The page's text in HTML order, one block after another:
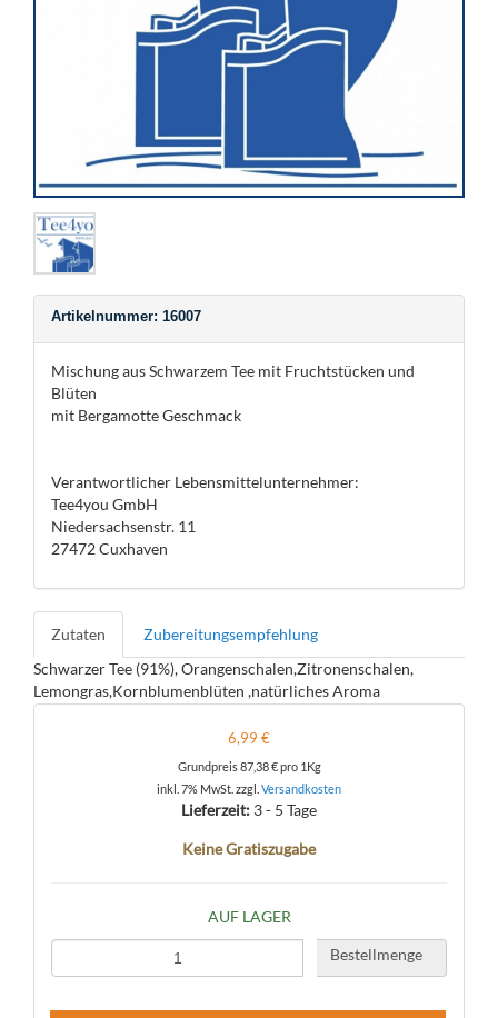
Artikelnummer: 16007
Mischung aus Schwarzem Tee mit Fruchtstücken und
Blüten
mit Bergamotte Geschmack
Verantwortlicher Lebensmittelunternehmer:
Tee4you GmbH
Niedersachsenstr. 11
27472 Cuxhaven
Zutaten
Zubereitungsempfehlung
Schwarzer Tee (91%), Orangenschalen,Zitronenschalen,
Lemongras,Kornblumenblüten ,natürliches Aroma
6,99 €
Grundpreis87,38 €pro 1Kg
inkl. 7% MwSt. zzgl. Versandkosten
Lieferzeit: 3 - 5 Tage
Keine Gratiszugabe
AUF LAGER
Bestellmenge